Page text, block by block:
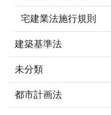
宅建業法施行規則
建築基準法
未分類
都市計画法